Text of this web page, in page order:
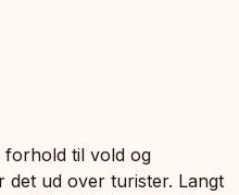
forhold til vold og
det ud over turister. Langt